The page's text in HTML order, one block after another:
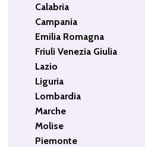
Calabria
Campania
Emilia Romagna
Friuli Venezia Giulia
Lazio
Liguria
Lombardia
Marche
Molise
Piemonte